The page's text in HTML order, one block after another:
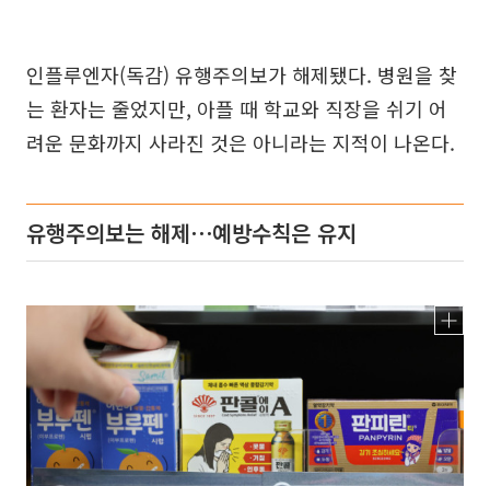
인플루엔자(독감) 유행주의보가 해제됐다. 병원을 찾
는 환자는 줄었지만, 아플 때 학교와 직장을 쉬기 어
려운 문화까지 사라진 것은 아니라는 지적이 나온다.
유행주의보는 해제⋯예방수칙은 유지